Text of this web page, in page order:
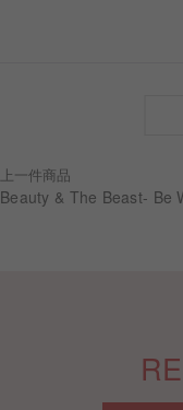
上一件商品